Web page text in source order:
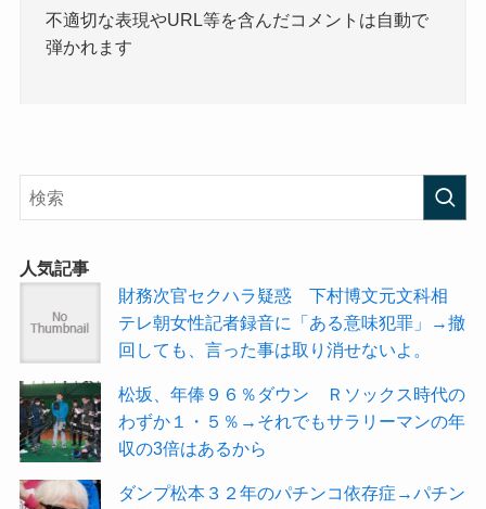
不適切な表現やURL等を含んだコメントは自動で
弾かれます
人気記事
財務次官セクハラ疑惑 下村博文元文科相
テレ朝女性記者録音に「ある意味犯罪」→撤
回しても、言った事は取り消せないよ。
松坂、年俸９６％ダウン Ｒソックス時代の
わずか１・５％→それでもサラリーマンの年
収の3倍はあるから
ダンプ松本３２年のパチンコ依存症→パチン